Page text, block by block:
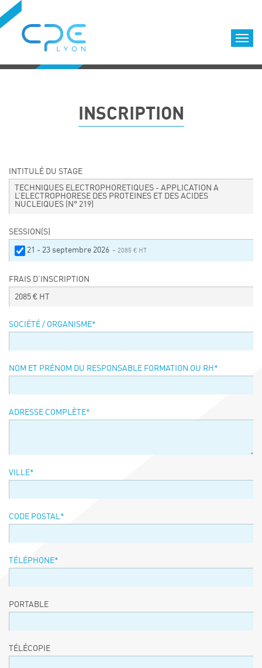
Formations diplômantes
Equipe
Nous choisir
Nos locaux
Accès
Nos clients
Événements
Symposium on Chain Transfer Catalysis for
FRENCH-CHINESE CONFERENCE ON GREEN
CHEMISTRY
Contacts
INSCRIPTION
INTITULÉ DU STAGE
TECHNIQUES ELECTROPHORETIQUES - APPLICATION A
L’ELECTROPHORESE DES PROTEINES ET DES ACIDES
NUCLEIQUES (N° 219)
SESSION(S)
21 - 23 septembre 2026 – 2085 € HT
FRAIS D’INSCRIPTION
2085 € HT
SOCIÉTÉ / ORGANISME*
NOM ET PRÉNOM DU RESPONSABLE FORMATION OU RH *
ADRESSE COMPLÈTE*
VILLE*
CODE POSTAL*
TÉLÉPHONE*
PORTABLE
TÉLÉCOPIE
Cookies management panel